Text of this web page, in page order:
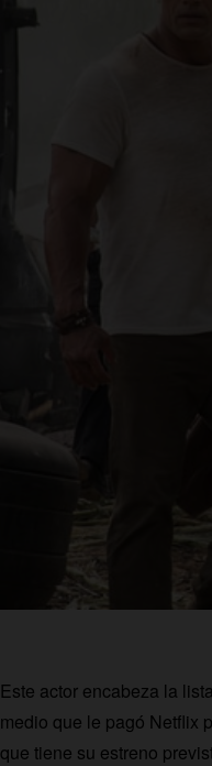
Este actor encabeza la
medio que le pagó Netflix
que tiene su estreno